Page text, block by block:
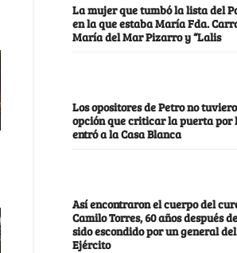
La mujer que tumbó la lista del
en la que estaba María Fda.
María del Mar Pizarro y “Lalis
Los opositores de Petro no
opción que criticar la puerta por
entró a la Casa Blanca
Así encontraron el cuerpo del
Camilo Torres, 60 años después
sido escondido por un general del
Ejército